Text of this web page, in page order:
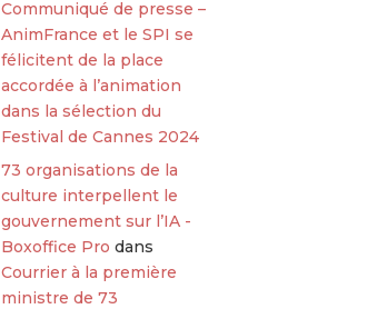
Communiqué de presse –
AnimFrance et le SPI se
félicitent de la place
accordée à l’animation
dans la sélection du
Festival de Cannes 2024
73 organisations de la
culture interpellent le
gouvernement sur l’IA -
Boxoffice Pro dans
Courrier à la première
ministre de 73